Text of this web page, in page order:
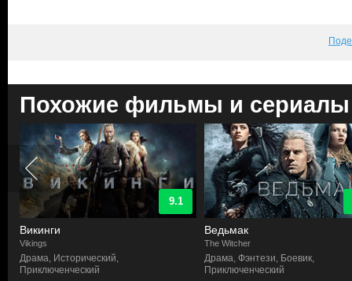
Похожие фильмы и сериалы
9.1
Викинги
Vikings
Драма, Исторический,
Приключенческий
Ведьмак
The Witcher
Драма, Фэнтези, Боевик,
Приключенческий